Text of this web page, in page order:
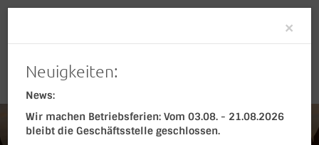
×
Neuigkeiten:
News:
Wir machen Betriebsferien: Vom 03.08. - 21.08.2026
bleibt die Geschäftsstelle geschlossen.